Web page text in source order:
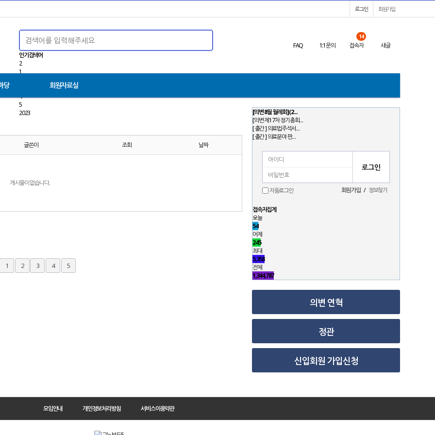
회원가입
로그인
인기검색어
2
1
4
5
2023
FAQ 1:1문의 접속자
14
새글
당 회원자료실
글쓴이 조회 날짜
게시물이 없습니다.
1 2 3 4 5
[의변 8월 월례회](2…
[의변 제17차 정기총회…
[ 출간 ] 의료법주석서…
[ 출간 ] 의료분야 판…
자동로그인 회원가입 / 정보찾기
접속자집계
오늘
54
어제
245
최대
5,358
전체
1,344,787
의변 연혁
정관
신입회원 가입신청
모임안내 개인정보처리방침 서비스이용약관